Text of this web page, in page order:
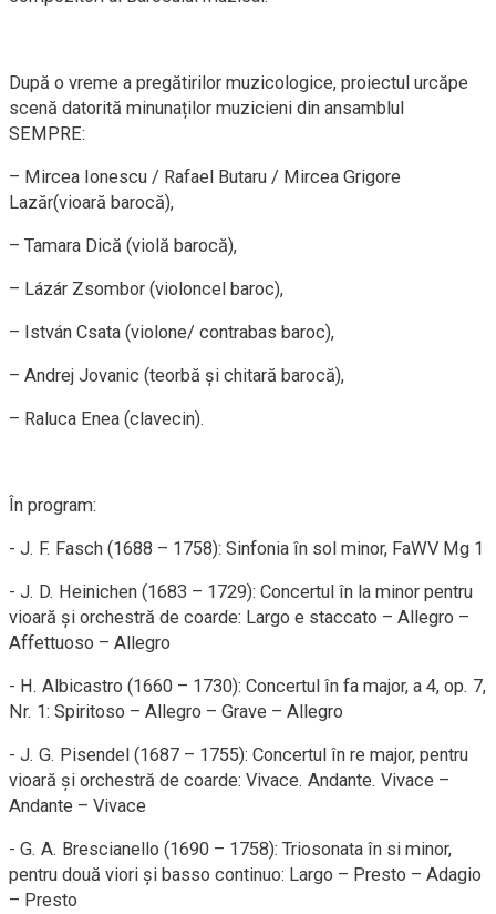
​După o vreme a pregătirilor muzicologice, proiectul urcăpe
scenă datorită minunaților muzicieni din ansamblul
SEMPRE:
– Mircea Ionescu / Rafael Butaru / Mircea Grigore
Lazăr(vioară barocă),
– Tamara Dică (violă barocă),
– Lázár Zsombor (violoncel baroc),
– István Csata (violone/ contrabas baroc),
– Andrej Jovanic (teorbă și chitară barocă),
– Raluca Enea (clavecin).
​În program:
​- J. F. Fasch (1688 – 1758): Sinfonia în sol minor, FaWV Mg 1
​- J. D. Heinichen (1683 – 1729): Concertul în la minor pentru
vioară și orchestră de coarde: Largo e staccato – Allegro –
Affettuoso – Allegro
​- H. Albicastro (1660 – 1730): Concertul în fa major, a 4, op. 7,
Nr. 1: Spiritoso – Allegro – Grave – Allegro
​- J. G. Pisendel (1687 – 1755): Concertul în re major, pentru
vioară și orchestră de coarde: Vivace. Andante. Vivace –
Andante – Vivace
​- G. A. Brescianello (1690 – 1758): Triosonata în si minor,
pentru două viori și basso continuo: Largo – Presto – Adagio
– Presto